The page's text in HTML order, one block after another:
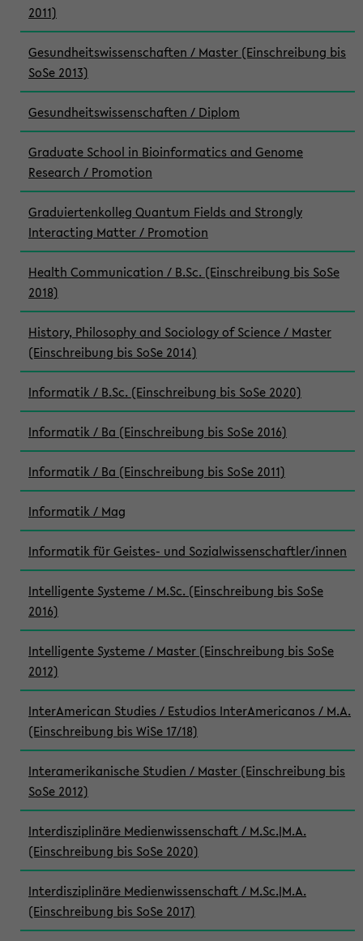
2011)
Gesundheitswissenschaften / Master (Einschreibung bis
SoSe 2013)
Gesundheitswissenschaften / Diplom
Graduate School in Bioinformatics and Genome
Research / Promotion
Graduiertenkolleg Quantum Fields and Strongly
Interacting Matter / Promotion
Health Communication / B.Sc. (Einschreibung bis SoSe
2018)
History, Philosophy and Sociology of Science / Master
(Einschreibung bis SoSe 2014)
Informatik / B.Sc. (Einschreibung bis SoSe 2020)
Informatik / Ba (Einschreibung bis SoSe 2016)
Informatik / Ba (Einschreibung bis SoSe 2011)
Informatik / Mag
Informatik für Geistes- und Sozialwissenschaftler/innen
Intelligente Systeme / M.Sc. (Einschreibung bis SoSe
2016)
Intelligente Systeme / Master (Einschreibung bis SoSe
2012)
InterAmerican Studies / Estudios InterAmericanos / M.A.
(Einschreibung bis WiSe 17/18)
Interamerikanische Studien / Master (Einschreibung bis
SoSe 2012)
Interdisziplinäre Medienwissenschaft / M.Sc.|M.A.
(Einschreibung bis SoSe 2020)
Interdisziplinäre Medienwissenschaft / M.Sc.|M.A.
(Einschreibung bis SoSe 2017)